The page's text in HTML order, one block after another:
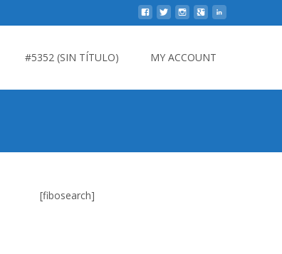
#5352 (SIN TÍTULO) MY ACCOUNT
[fibosearch]